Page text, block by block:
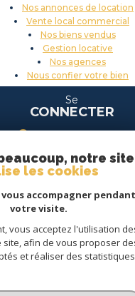
Nos annonces de location
Vente local commercial
Nos biens vendus
Gestion locative
Nos agences
Nous confier votre bien
Se
CONNECTER
espace location
Nous
SUIVRE
notre site
les cookies
accompagner pendant
votre visite.
vous acceptez l'utilisation
site, afin de vous proposer
et réaliser des